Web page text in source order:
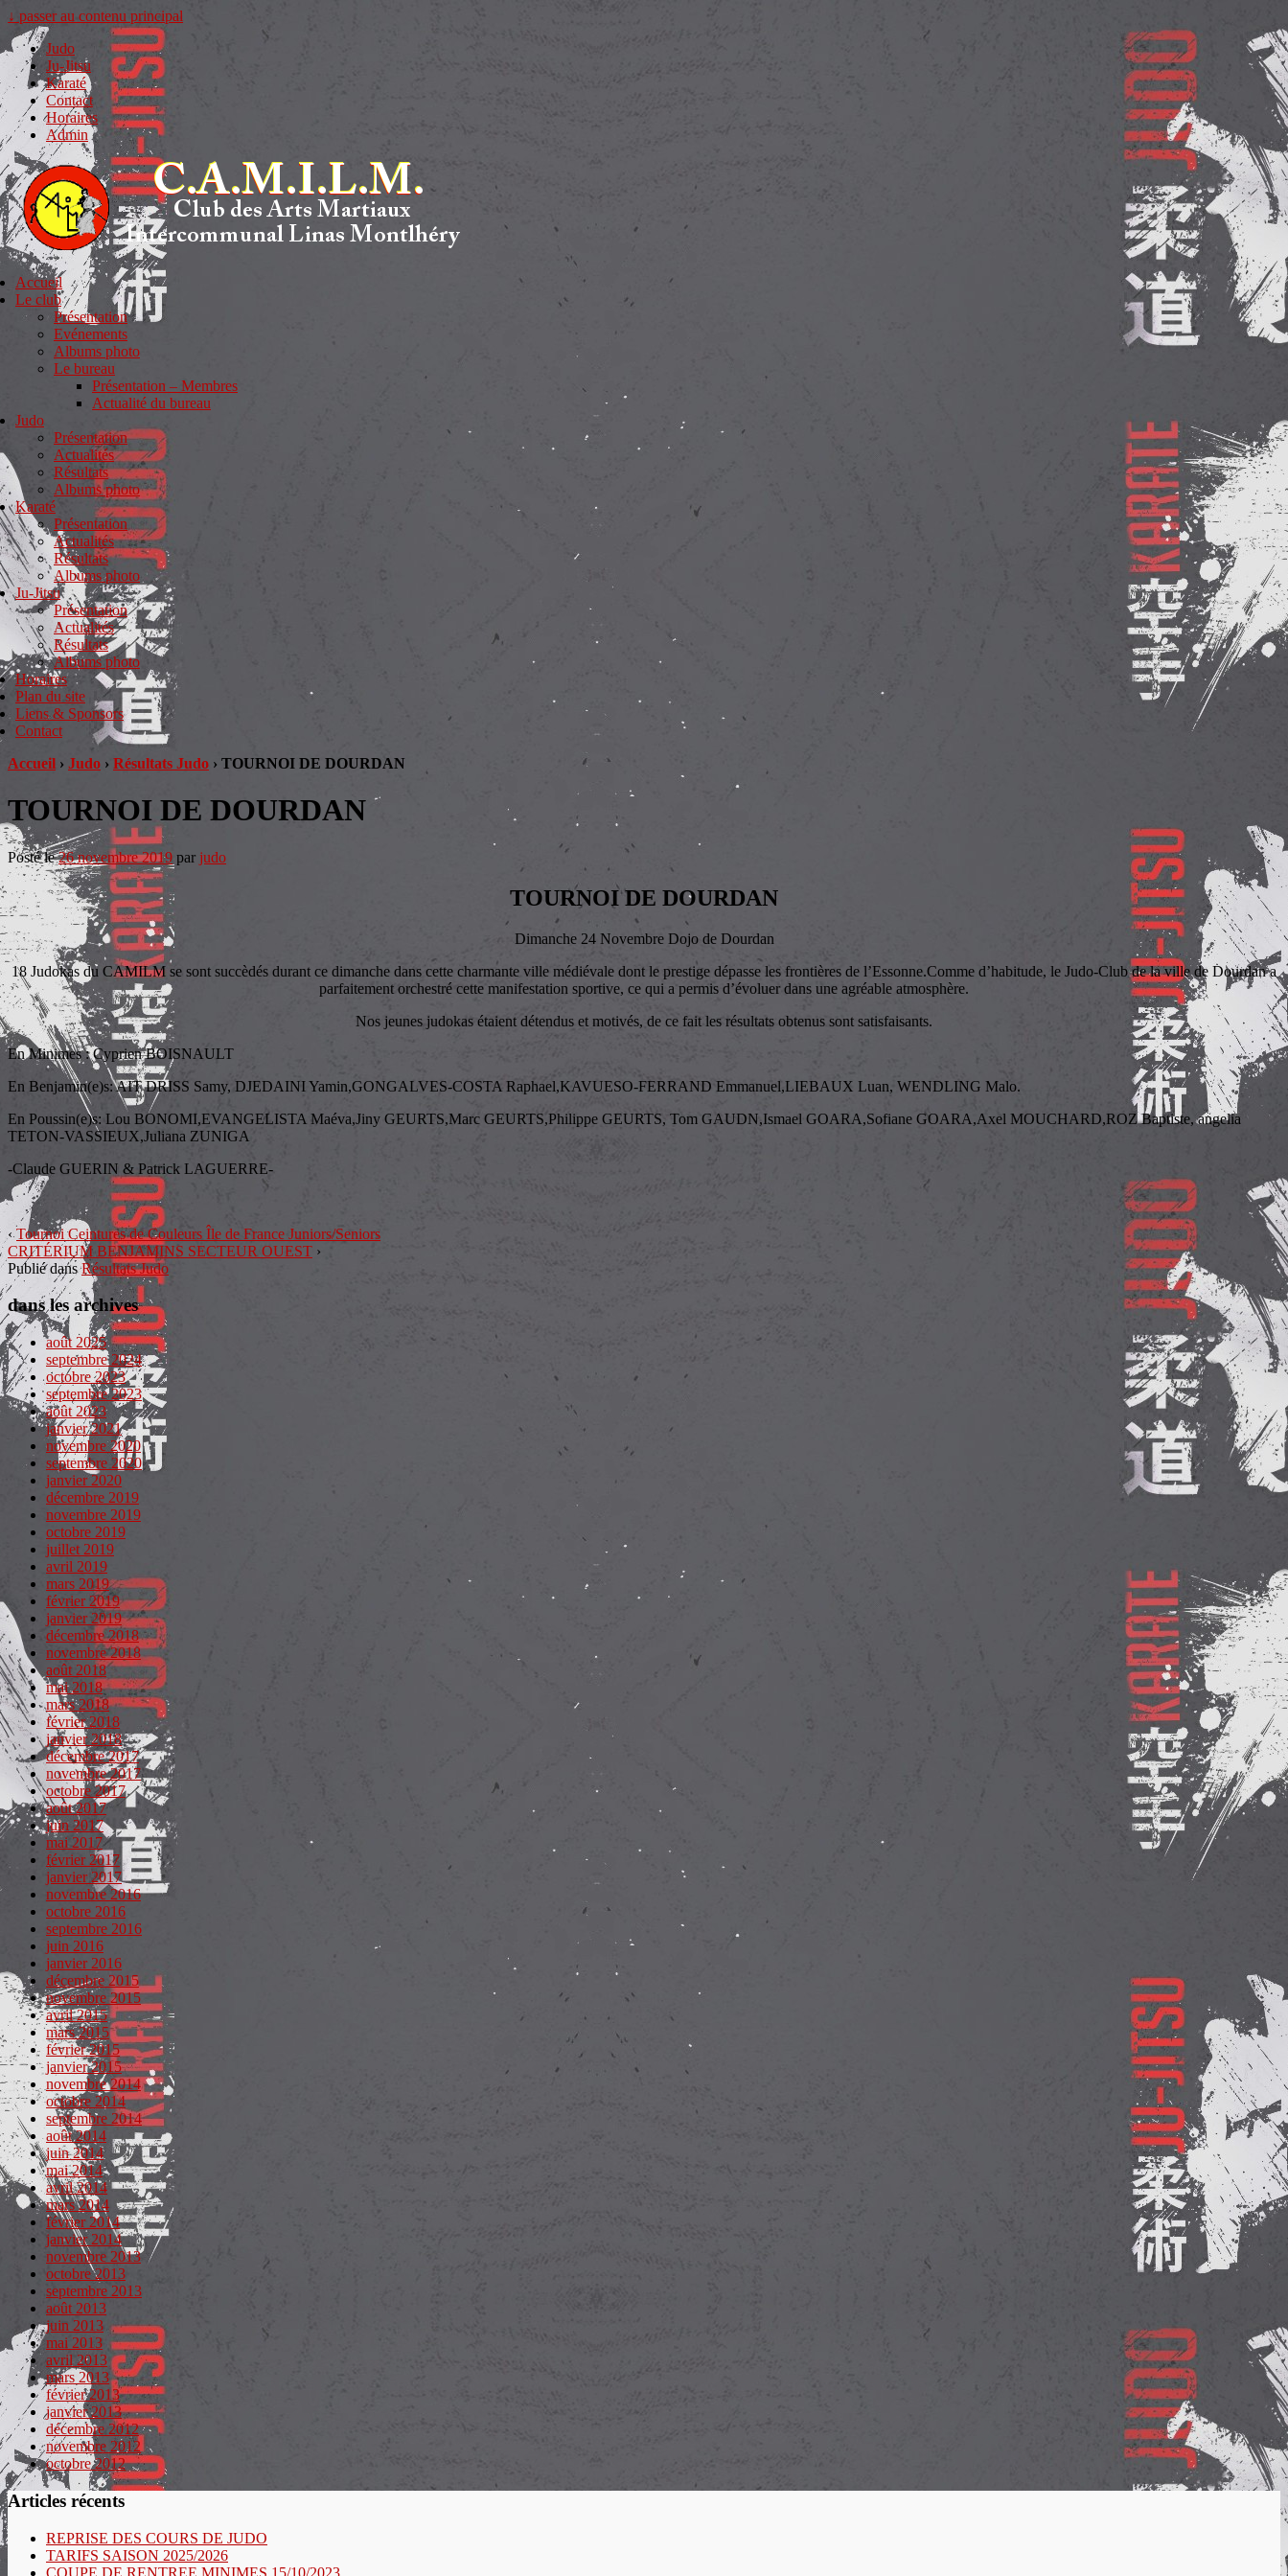
↓ passer au contenu principal
Judo
Ju-Jitsu
Karaté
Contact
Horaires
Admin
Accueil
Le club
Présentation
Evénements
Albums photo
Le bureau
Présentation – Membres
Actualité du bureau
Judo
Présentation
Actualités
Résultats
Albums photo
Karaté
Présentation
Actualités
Résultats
Albums photo
Ju-Jitsu
Présentation
Actualités
Résultats
Albums photo
Horaires
Plan du site
Liens & Sponsors
Contact
Accueil › Judo › Résultats Judo › TOURNOI DE DOURDAN
TOURNOI DE DOURDAN
Posté le26 novembre 2019 par judo
TOURNOI DE DOURDAN
Dimanche 24 Novembre Dojo de Dourdan
18 Judokas du CAMILM se sont succèdés durant ce dimanche dans cette charmante ville médiévale dont le prestige dépasse les frontières de l’Essonne.Comme d’habitude, le Judo-Club de la ville de Dourdan a
parfaitement orchestré cette manifestation sportive, ce qui a permis d’évoluer dans une agréable atmosphère.
Nos jeunes judokas étaient détendus et motivés, de ce fait les résultats obtenus sont satisfaisants.
En Minimes : Cyprien BOISNAULT
En Benjamin(e)s: AIT DRISS Samy, DJEDAINI Yamin,GONGALVES-COSTA Raphael,KAVUESO-FERRAND Emmanuel,LIEBAUX Luan, WENDLING Malo.
En Poussin(e)s: Lou BONOMI,EVANGELISTA Maéva,Jiny GEURTS,Marc GEURTS,Philippe GEURTS, Tom GAUDN,Ismael GOARA,Sofiane GOARA,Axel MOUCHARD,ROZ Baptiste, angelia
TETON-VASSIEUX,Juliana ZUNIGA
-Claude GUERIN & Patrick LAGUERRE-
‹Tournoi Ceintures de Couleurs Île de France Juniors/Seniors
CRITÉRIUM BENJAMINS SECTEUR OUEST ›
Publié dansRésultats Judo
dans les archives
août 2025
septembre 2024
octobre 2023
septembre 2023
août 2023
janvier 2021
novembre 2020
septembre 2020
janvier 2020
décembre 2019
novembre 2019
octobre 2019
juillet 2019
avril 2019
mars 2019
février 2019
janvier 2019
décembre 2018
novembre 2018
août 2018
mai 2018
mars 2018
février 2018
janvier 2018
décembre 2017
novembre 2017
octobre 2017
août 2017
juin 2017
mai 2017
février 2017
janvier 2017
novembre 2016
octobre 2016
septembre 2016
juin 2016
janvier 2016
décembre 2015
novembre 2015
avril 2015
mars 2015
février 2015
janvier 2015
novembre 2014
octobre 2014
septembre 2014
août 2014
juin 2014
mai 2014
avril 2014
mars 2014
février 2014
janvier 2014
novembre 2013
octobre 2013
septembre 2013
août 2013
juin 2013
mai 2013
avril 2013
mars 2013
février 2013
janvier 2013
décembre 2012
novembre 2012
octobre 2012
Articles récents
REPRISE DES COURS DE JUDO
TARIFS SAISON 2025/2026
COUPE DE RENTREE MINIMES 15/10/2023